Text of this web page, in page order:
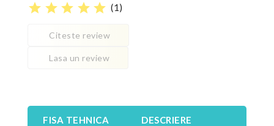
star star star star star (1)
Citeste review
Lasa un review
FISA TEHNICA DESCRIERE